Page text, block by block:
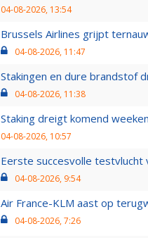
04-08-2026, 13:54
Brussels Airlines grijpt
04-08-2026, 11:47
Stakingen en dure brandstof
04-08-2026, 11:38
Staking dreigt komend
04-08-2026, 10:57
Eerste succesvolle
04-08-2026, 9:54
Air France-KLM aast op
04-08-2026, 7:26